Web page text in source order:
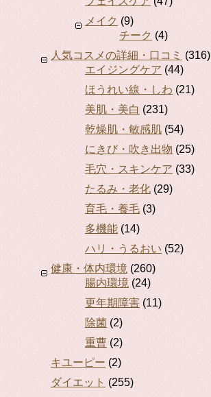
メイク (9)
チーク (4)
人気コスメの詳細・口コミ (316)
エイジングケア (44)
ほうれい線・しわ (21)
美肌・美白 (231)
乾燥肌・敏感肌 (54)
にきび・吹き出物 (25)
毛穴・スキンケア (33)
たるみ・老化 (29)
育毛・養毛 (3)
多機能 (14)
ハリ・うるおい (52)
健康・体内環境 (260)
腸内環境 (24)
更年期障害 (11)
除菌 (2)
重曹 (2)
キユーピー (2)
ダイエット (255)